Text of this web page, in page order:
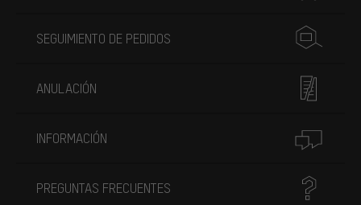
SEGUIMIENTO DE PEDIDOS
ANULACIÓN
INFORMACIÓN
PREGUNTAS FRECUENTES